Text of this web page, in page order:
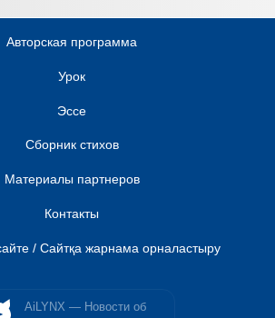
Авторская программа
Урок
Эссе
Сборник стихов
Материалы партнеров
Контакты
/ Сайтқа жарнама орналастыру
AiLYNX — Новости об